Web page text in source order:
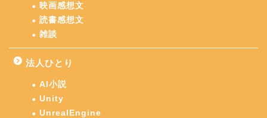
映画感想文
読書感想文
雑談
法人ひとり
AI小説
Unity
UnrealEngine